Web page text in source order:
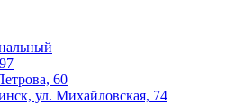
60
ул. Михайловская, 74